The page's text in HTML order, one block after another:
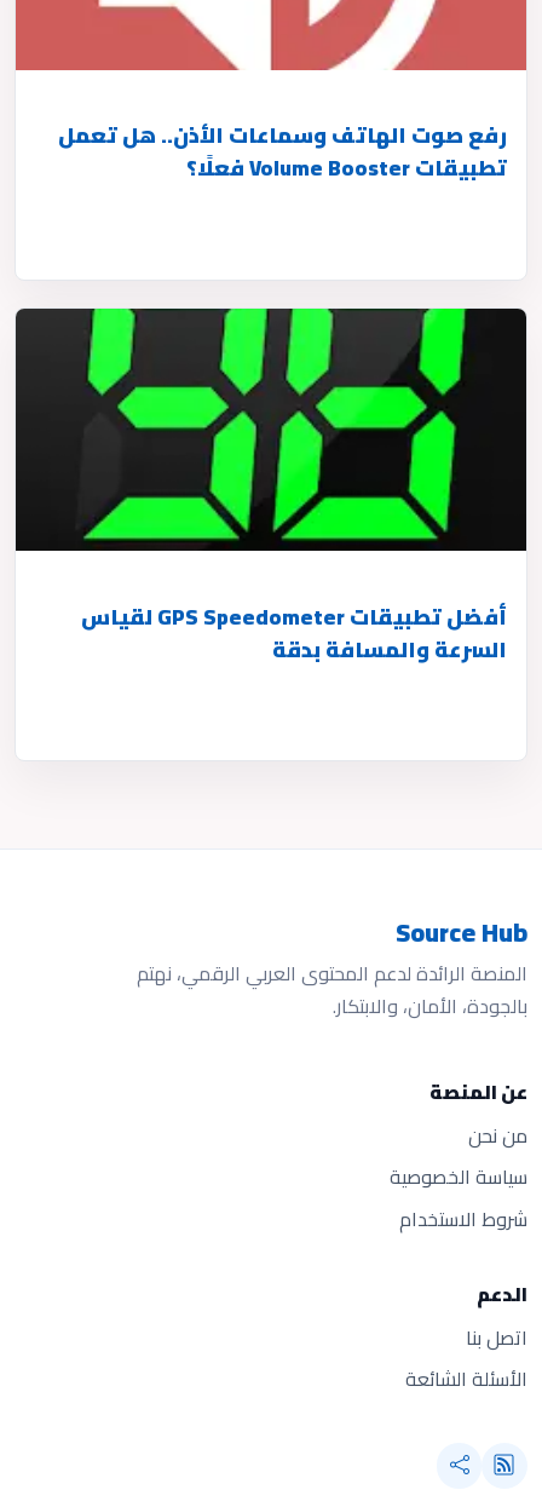
رفع صوت الهاتف وسماعات الأذن.. هل تعمل
تطبيقات Volume Booster فعلًا؟
أفضل تطبيقات GPS Speedometer لقياس
السرعة والمسافة بدقة
Source Hub
المنصة الرائدة لدعم المحتوى العربي الرقمي، نهتم
بالجودة، الأمان، والابتكار.
عن المنصة
من نحن
سياسة الخصوصية
شروط الاستخدام
الدعم
اتصل بنا
الأسئلة الشائعة